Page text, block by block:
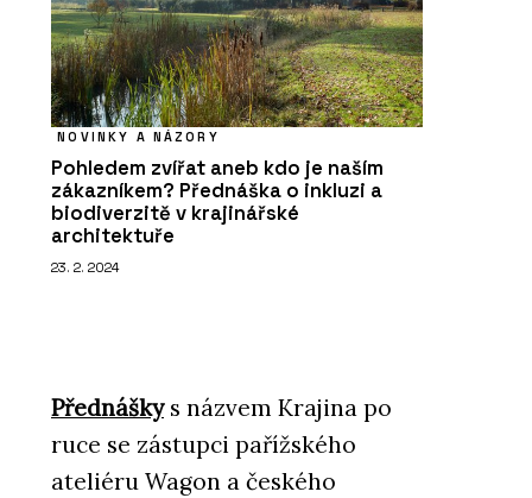
NOVINKY A NÁZORY
Pohledem zvířat aneb kdo je naším
zákazníkem? Přednáška o inkluzi a
biodiverzitě v krajinářské
architektuře
23. 2. 2024
Přednáškys názvem Krajina po
ruce se zástupci pařížského
ateliéru Wagon a českého